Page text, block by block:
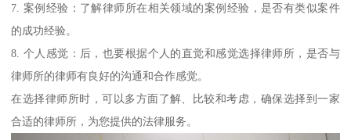
7. 案例经验：了解律师所在相关领域的案例经验，是否有类似案件
的成功经验。
8. 个人感觉：后，也要根据个人的直觉和感觉选择律师所，是否与
律师所的律师有良好的沟通和合作感觉。
在选择律师所时，可以多方面了解、比较和考虑，确保选择到一家
合适的律师所，为您提供的法律服务。